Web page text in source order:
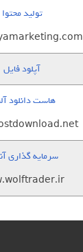
تولید محتوا
آپلود فایل
هاست دانلود
سرمایه گذاری